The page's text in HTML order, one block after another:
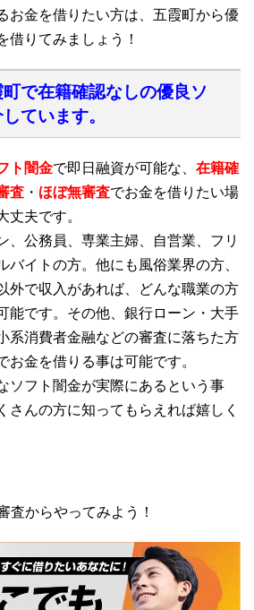
お金を借りたい方は、五霞町から優
借りてみましょう！
で在籍確認なしの優良ソ
ています。
ト闇金で即日融資が可能な、 在籍確
査 ・ ほぼ無審査でお金を借りたい場
丈夫です。
、公務員、専業主婦、自営業、フリ
バイトの方。他にも風俗業界の方、
外で収入があれば、どんな職業の方
能です。その他、銀行ローン・大手
系消費者金融などの審査に落ちた方
お金を借りる事は可能です。
ソフト闇金が実際にあるという事
さんの方に知ってもらえれば嬉しく
査からやってみよう！